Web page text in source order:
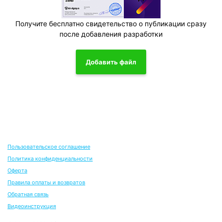
Получите бесплатно свидетельство о публикации сразу
после добавления разработки
Добавить файл
Пользовательское соглашение
Политика конфиденциальности
Оферта
Правила оплаты и возвратов
Обратная связь
Видеоинструкция